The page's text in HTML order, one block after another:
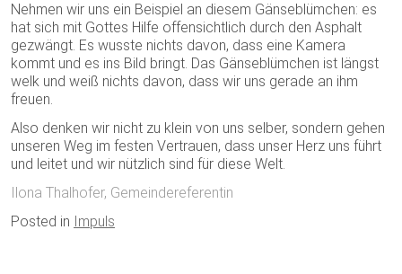
Nehmen wir uns ein Beispiel an diesem Gänseblümchen: es
hat sich mit Gottes Hilfe offensichtlich durch den Asphalt
gezwängt. Es wusste nichts davon, dass eine Kamera
kommt und es ins Bild bringt. Das Gänseblümchen ist längst
welk und weiß nichts davon, dass wir uns gerade an ihm
freuen.
Also denken wir nicht zu klein von uns selber, sondern gehen
unseren Weg im festen Vertrauen, dass unser Herz uns führt
und leitet und wir nützlich sind für diese Welt.
Ilona Thalhofer, Gemeindereferentin
Posted in Impuls